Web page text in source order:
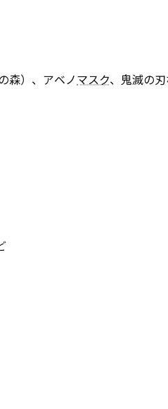
森）、アベノマスク、鬼滅の